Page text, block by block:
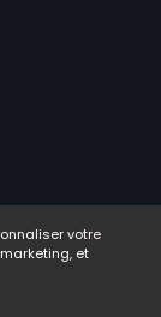
votre
et